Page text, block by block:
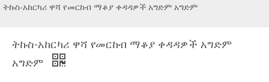
ትኩስ-አከርካሪ ዋሻ የመርከብ ማቆያ ቀዳዳዎች አግድም አግድም
ትኩስ-አከርካሪ ዋሻ የመርከብ ማቆያ ቀዳዳዎች አግድም
አግድም